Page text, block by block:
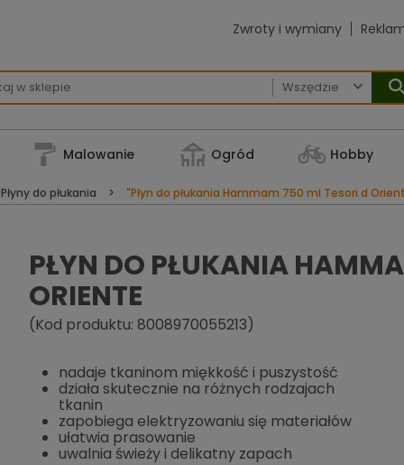
Zwroty i wymiany

Malowanie Ogród Hobby
Płyny do płukania "Płyn do płukania Hammam 750 ml Tesori d
PŁYN DO PŁUKANIA
ORIENTE
(Kod produktu: 8008970055213)
nadaje tkaninom miękkość i puszystość
działa skutecznie na różnych rodzajach
tkanin
zapobiega elektryzowaniu się materiałów
ułatwia prasowanie
uwalnia świeży i delikatny zapach